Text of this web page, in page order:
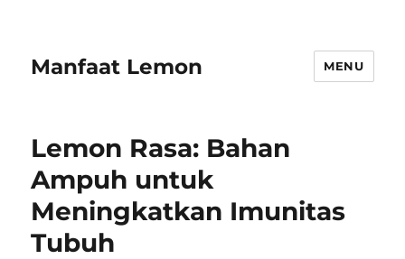
Manfaat Lemon MENU
Lemon Rasa: Bahan
Ampuh untuk
Meningkatkan Imunitas
Tubuh